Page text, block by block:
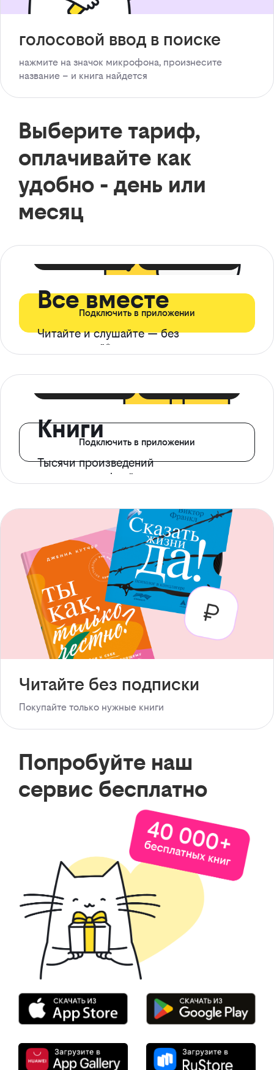
голосовой ввод в поиске
нажмите на значок микрофона, произнесите
название – и книга найдется
Выберите тариф,
оплачивайте как
удобно - день или
месяц
Все вместе
Читайте и слушайте — без
ограничений*
Подключить в приложении
Книги
Тысячи произведений
с доступом офлайн
Подключить в приложении
Читайте без подписки
Покупайте только нужные книги
Попробуйте наш
сервис бесплатно